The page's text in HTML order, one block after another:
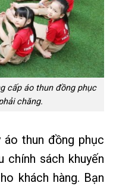
cấp áo thun đồng phục
chăng.
thun đồng phục
chính sách khuyến
khách hàng. Bạn